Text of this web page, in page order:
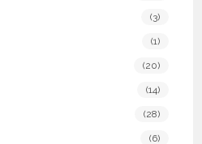
(3)
(1)
(20)
(14)
(28)
(6)